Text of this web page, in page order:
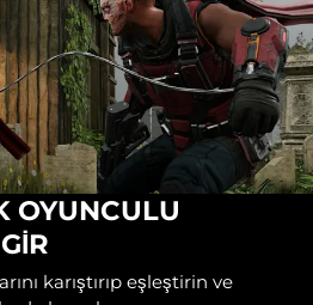
OYUNCULU
karıştırıp eşleştirin ve